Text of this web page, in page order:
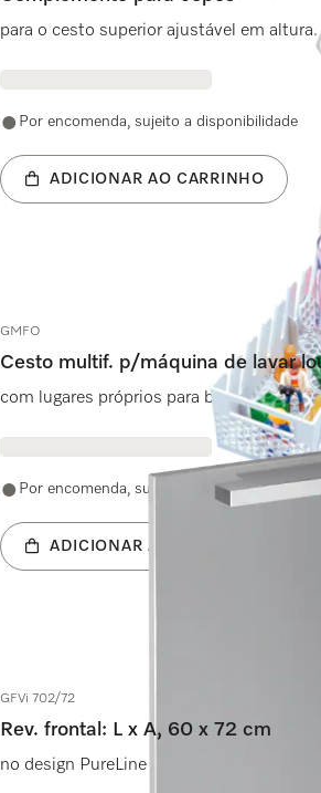
para o cesto superior ajustável em altura.
Por encomenda, sujeito a disponibilidade
ADICIONAR AO CARRINHO
GMFO
Cesto multif. p/máquina de lavar
com lugares próprios para biberões e
Por encomenda, sujeito a disponibilidade
ADICIONAR AO CARRINHO
GFVi 702/72
Rev. frontal: L x A, 60 x 72 cm
no design PureLine para máquina de